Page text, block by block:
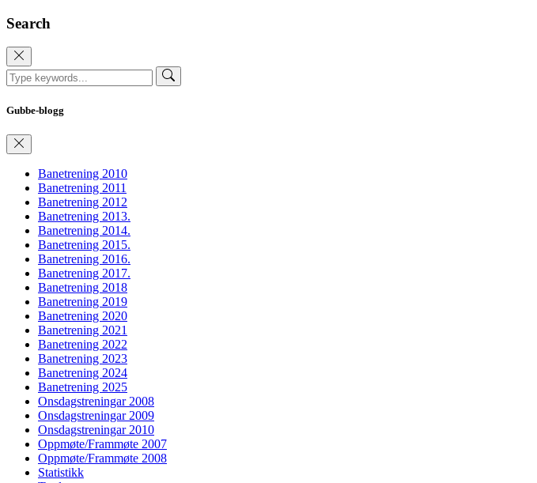
Search
Gubbe-blogg
Banetrening 2010
Banetrening 2011
Banetrening 2012
Banetrening 2013.
Banetrening 2014.
Banetrening 2015.
Banetrening 2016.
Banetrening 2017.
Banetrening 2018
Banetrening 2019
Banetrening 2020
Banetrening 2021
Banetrening 2022
Banetrening 2023
Banetrening 2024
Banetrening 2025
Onsdagstreningar 2008
Onsdagstreningar 2009
Onsdagstreningar 2010
Oppmøte/Frammøte 2007
Oppmøte/Frammøte 2008
Statistikk